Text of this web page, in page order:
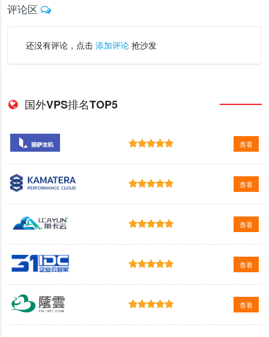
评论区
还没有评论，点击 添加评论抢沙发
国外VPS排名TOP5
查看
查看
查看
查看
查看